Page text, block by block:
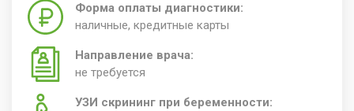
Форма оплаты диагностики:
наличные, кредитные карты
Направление врача:
не требуется
УЗИ скрининг при беременности: